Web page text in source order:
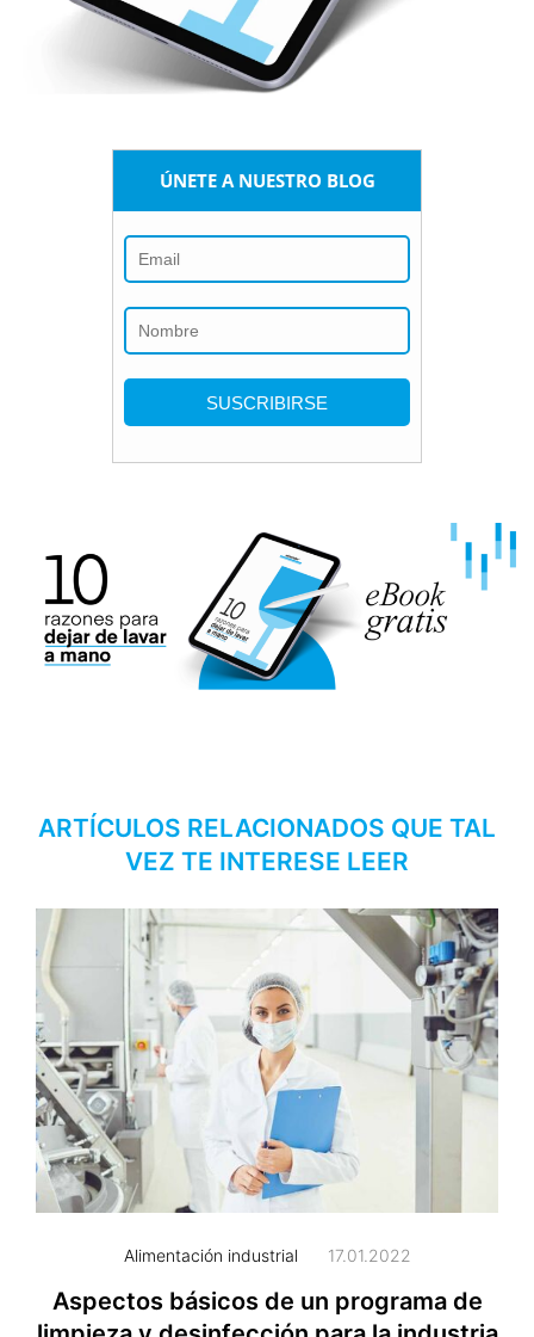
ÚNETE A NUESTRO BLOG
ARTÍCULOS RELACIONADOS QUE TAL
VEZ TE INTERESE LEER
Alimentación industrial 17.01.2022
Aspectos básicos de un programa de